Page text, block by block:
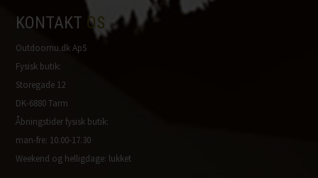
KONTAKT OS
Outdoornu.dk ApS
Fysisk butik:
Storegade 12
DK-6880 Tarm
Åbningstider fysisk butik:
man-fre: 10.00-17.30
Weekend og helligdage: lukket